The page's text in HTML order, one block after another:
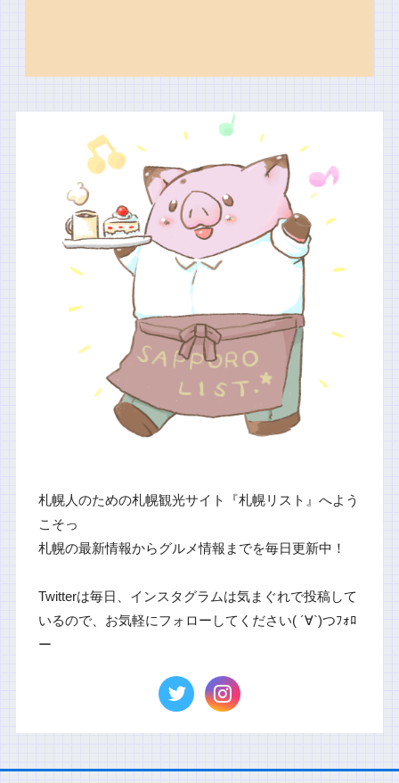
札幌人のための札幌観光サイト『札幌リスト』へよう
こそっ
札幌の最新情報からグルメ情報までを毎日更新中！
Twitterは毎日、インスタグラムは気まぐれで投稿して
いるので、お気軽にフォローしてください( ´∀`)つﾌｫﾛ
ー